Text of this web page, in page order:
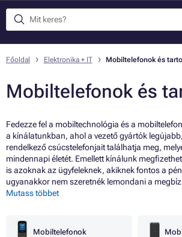
Főoldal Elektronika + IT Mobiltelefonok és
Mobiltelefonok és
Fedezze fel a mobiltechnológia és a
a kínálatunkban, ahol a vezető gyártók
rendelkező csúcstelefonjait találhatja meg,
mindennapi életét. Emellett kínálunk
is azoknak az ügyfeleknek, akiknek fontos a
ugyanakkor nem szeretnék lemondani a
Mutass többet
Mobiltelefonok